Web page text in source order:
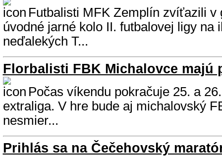
Futbalisti MFK Zemplín zvíťazili v
úvodné jarné kolo II. futbalovej ligy na
neďalekých T...
Florbalisti FBK Michalovce majú
Počas víkendu pokračuje 25. a
extraliga. V hre bude aj michalovský
nesmier...
Prihlás sa na Čečehovský